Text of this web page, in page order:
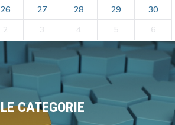
26 27 28 29
30
2 3 4 5 6
LE CATEGORIE